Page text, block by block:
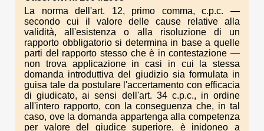
La norma dell'art. 12, primo comma, c.p.c. —
secondo cui il valore delle cause relative alla
validità, all'esistenza o alla risoluzione di un
rapporto obbligatorio si determina in base a quelle
parti del rapporto stesso che è in contestazione —
non trova applicazione in casi in cui la stessa
domanda introduttiva del giudizio sia formulata in
guisa tale da postulare l'accertamento con efficacia
di giudicato, ai sensi dell'art. 34 c.p.c., in ordine
all'intero rapporto, con la conseguenza che, in tal
caso, ove la domanda appartenga alla competenza
per valore del giudice superiore, è inidoneo a